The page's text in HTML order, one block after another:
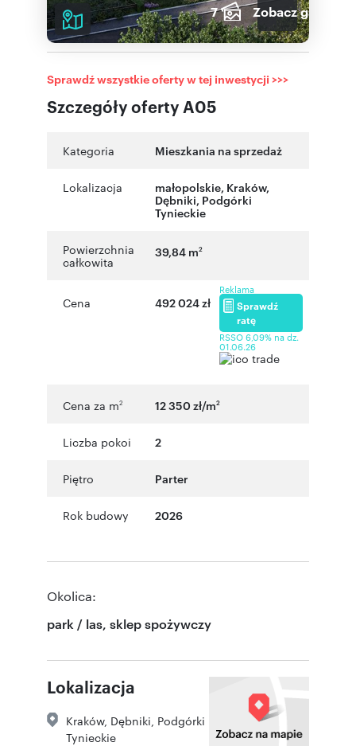
7 Zobacz galerię
Szczegóły oferty A05
Sprawdź wszystkie oferty w tej inwestycji >>>
Kategoria Mieszkania na sprzedaż
Lokalizacja małopolskie, Kraków,
Dębniki, Podgórki
Tynieckie
Powierzchnia
całkowita
39,84 m2
Cena 492 024 zł
Reklama
Sprawdź
ratę
RSSO 6,09% na dz.
01.06.26
Cena za m2 12 350 zł/m2
Liczba pokoi 2
Piętro Parter
Rok budowy 2026
Okolica:
park / las, sklep spożywczy
Lokalizacja
Kraków, Dębniki Podgórki
Tynieckie